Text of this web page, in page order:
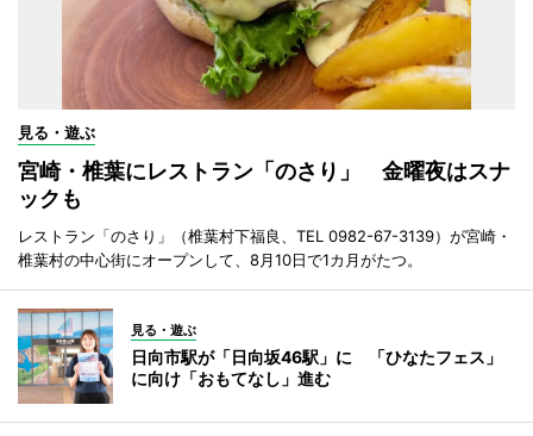
見る・遊ぶ
宮崎・椎葉にレストラン「のさり」 金曜夜はスナ
ックも
レストラン「のさり」（椎葉村下福良、TEL 0982-67-3139）が宮崎・
椎葉村の中心街にオープンして、8月10日で1カ月がたつ。
見る・遊ぶ
日向市駅が「日向坂46駅」に 「ひなたフェス」
に向け「おもてなし」進む